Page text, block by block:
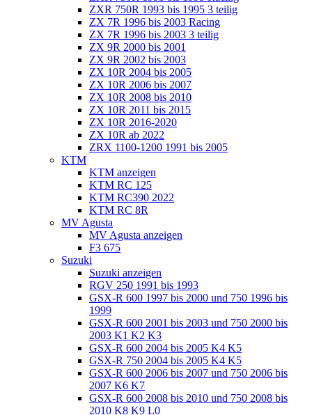
ZXR 750R 1993 bis 1995 3 teilig
ZX 7R 1996 bis 2003 Racing
ZX 7R 1996 bis 2003 3 teilig
ZX 9R 2000 bis 2001
ZX 9R 2002 bis 2003
ZX 10R 2004 bis 2005
ZX 10R 2006 bis 2007
ZX 10R 2008 bis 2010
ZX 10R 2011 bis 2015
ZX 10R 2016-2020
ZX 10R ab 2022
ZRX 1100-1200 1991 bis 2005
KTM
KTM anzeigen
KTM RC 125
KTM RC390 2022
KTM RC 8R
MV Agusta
MV Agusta anzeigen
F3 675
Suzuki
Suzuki anzeigen
RGV 250 1991 bis 1993
GSX-R 600 1997 bis 2000 und 750 1996 bis
1999
GSX-R 600 2001 bis 2003 und 750 2000 bis
2003 K1 K2 K3
GSX-R 600 2004 bis 2005 K4 K5
GSX-R 750 2004 bis 2005 K4 K5
GSX-R 600 2006 bis 2007 und 750 2006 bis
2007 K6 K7
GSX-R 600 2008 bis 2010 und 750 2008 bis
2010 K8 K9 L0